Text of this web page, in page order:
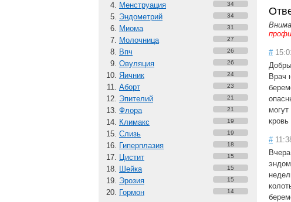
Менструация 34
Эндометрий 34
Миома 31
Молочница 27
Впч 26
Овуляция 26
Яичник 24
Аборт 23
Эпителий 21
Флора 21
Климакс 19
Слизь 19
Гиперплазия 18
Цистит 15
Шейка 15
Эрозия 15
Гормон 14
#
Врач
#